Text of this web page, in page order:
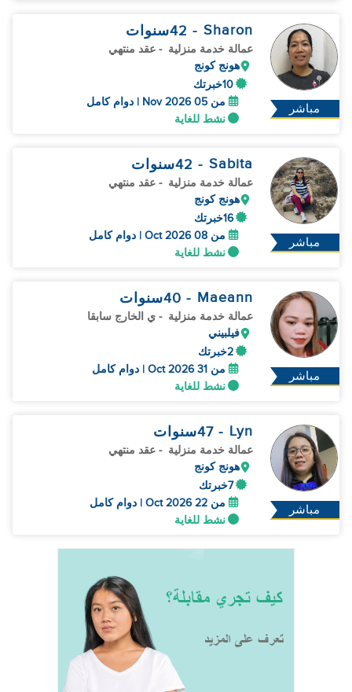
مباشر
Sharon
- 42 سنوات
عمالة خدمة منزلية - عقد منتهي
هونج كونج
10خبرتك
من 05 Nov 2026 | دوام كامل
نشط للغاية
مباشر
Sabita
- 42 سنوات
عمالة خدمة منزلية - عقد منتهي
هونج كونج
16خبرتك
من 08 Oct 2026 | دوام كامل
نشط للغاية
مباشر
Maeann
- 40 سنوات
عمالة خدمة منزلية - ي الخارج سابقا
فيلبيني
2خبرتك
من 31 Oct 2026 | دوام كامل
نشط للغاية
مباشر
Lyn
- 47 سنوات
عمالة خدمة منزلية - عقد منتهي
هونج كونج
7خبرتك
من 22 Oct 2026 | دوام كامل
نشط للغاية